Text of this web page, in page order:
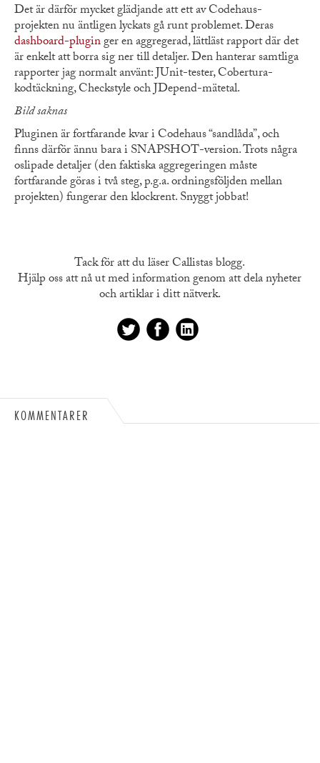
Det är därför mycket glädjande att ett av Codehaus-
projekten nu äntligen lyckats gå runt problemet. Deras
dashboard-pluginger en aggregerad, lättläst rapport där det
är enkelt att borra sig ner till detaljer. Den hanterar samtliga
rapporter jag normalt använt: JUnit-tester, Cobertura-
kodtäckning, Checkstyle och JDepend-mätetal.
Bild saknas
Pluginen är fortfarande kvar i Codehaus “sandlåda”, och
finns därför ännu bara i SNAPSHOT-version. Trots några
oslipade detaljer (den faktiska aggregeringen måste
fortfarande göras i två steg, p.g.a. ordningsföljden mellan
projekten) fungerar den klockrent. Snyggt jobbat!
Tack för att du läser Callistas blogg.
Hjälp oss att nå ut med information genom att dela nyheter
och artiklar i ditt nätverk.
KOMMENTARER